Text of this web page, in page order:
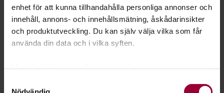
enhet för att kunna tillhandahålla personliga annonser och
innehåll, annons- och innehållsmätning, åskådarinsikter
och produktutveckling. Du kan själv välja vilka som får
använda din data och i vilka syften.
Se våra kurser, evenemang och studiecirklar inom
Nosarbete